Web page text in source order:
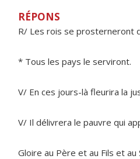
RÉPONS
R/ Les rois se prosterneront
* Tous les pays le serviront.
V/ En ces jours-là fleurira la
V/ Il délivrera le pauvre qui
Gloire au Père et au Fils et au